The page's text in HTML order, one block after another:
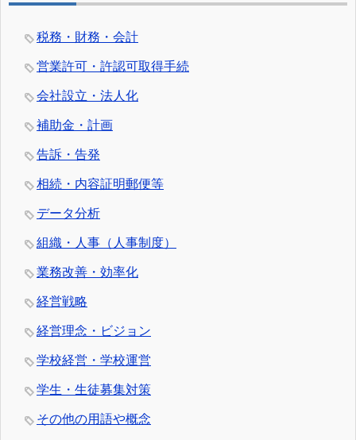
税務・財務・会計
営業許可・許認可取得手続
会社設立・法人化
補助金・計画
告訴・告発
相続・内容証明郵便等
データ分析
組織・人事（人事制度）
業務改善・効率化
経営戦略
経営理念・ビジョン
学校経営・学校運営
学生・生徒募集対策
その他の用語や概念